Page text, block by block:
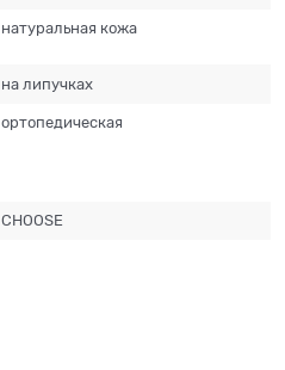
натуральная кожа
на липучках
ортопедическая
CHOOSE